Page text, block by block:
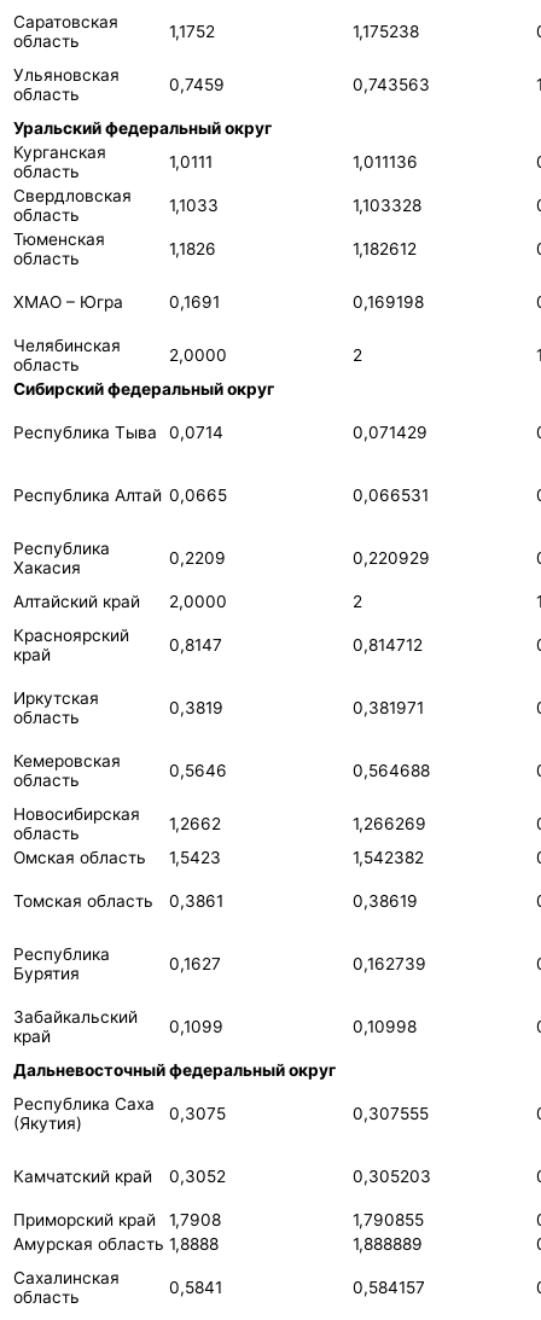
Саратовская
область
1,1752 1,175238
Ульяновская
область
0,7459 0,743563
Уральский федеральный округ
Курганская
область
1,0111 1,011136
Свердловская
область
1,1033 1,103328
Тюменская
область
1,1826 1,182612
ХМАО – Югра 0,1691 0,169198
Челябинская
область
2,0000 2
Сибирский федеральный округ
Республика Тыва 0,0714 0,071429
Республика Алтай 0,0665 0,066531
Республика
Хакасия
0,2209 0,220929
Алтайский край 2,0000 2
Красноярский
край
0,8147 0,814712
Иркутская
область
0,3819 0,381971
Кемеровская
область
0,5646 0,564688
Новосибирская
область
1,2662 1,266269
Омская область
1,5423 1,542382
Томская область 0,3861 0,38619
Республика
Бурятия
0,1627 0,162739
Забайкальский
край
0,1099 0,10998
Дальневосточный федеральный округ
Республика Саха
(Якутия)
0,3075 0,307555
Камчатский край 0,3052 0,305203
Приморский край 1,7908 1,790855
Амурская область 1,8888 1,888889
Сахалинская
область
0,5841 0,584157